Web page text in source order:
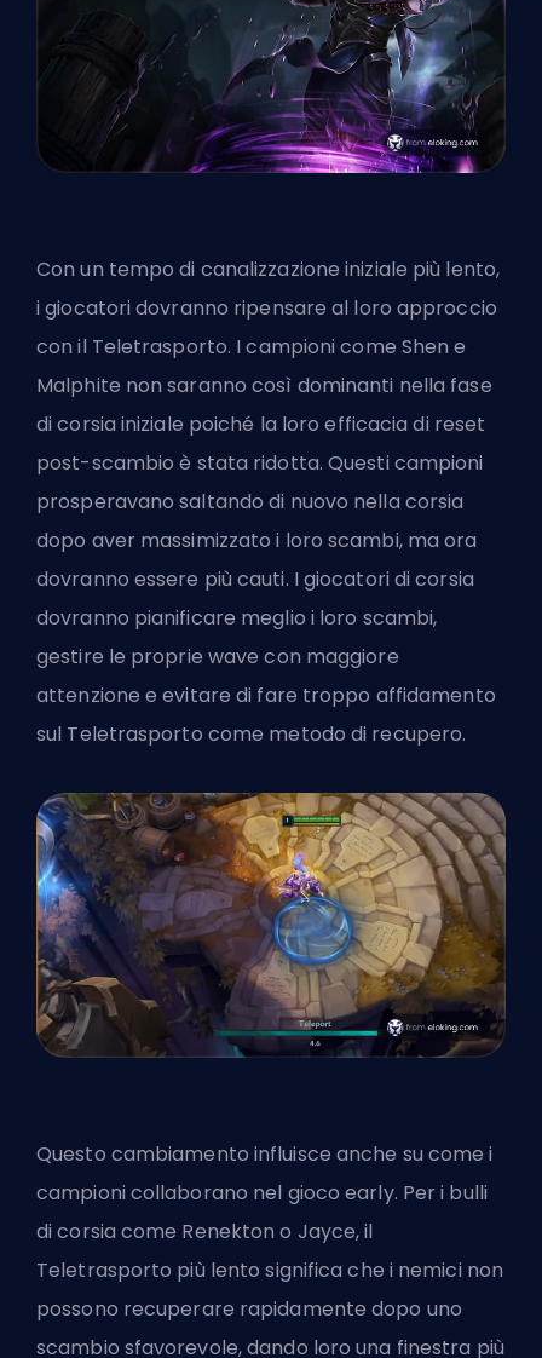
Con un tempo di canalizzazione iniziale più lento,
i giocatori dovranno ripensare al loro approccio
con il Teletrasporto. I campionicome Shen e
Malphite non saranno così dominanti nella fase
di corsia iniziale poiché la loro efficacia di reset
post-scambio è stata ridotta. Questi campioni
prosperavano saltando di nuovo nella corsia
dopo aver massimizzato i loro scambi, ma ora
dovranno essere più cauti. I giocatori di corsia
dovranno pianificare meglio i loro scambi,
gestire le proprie wave con maggiore
attenzione e evitare di fare troppo affidamento
sul Teletrasporto come metodo di recupero.
Questo cambiamento influisce anche su come i
campioni collaborano nel gioco early. Per i bulli
di corsia come Renekton o Jayce, il
Teletrasporto più lento significa che i nemici non
possono recuperare rapidamente dopo uno
scambio sfavorevole, dando loro una finestra più